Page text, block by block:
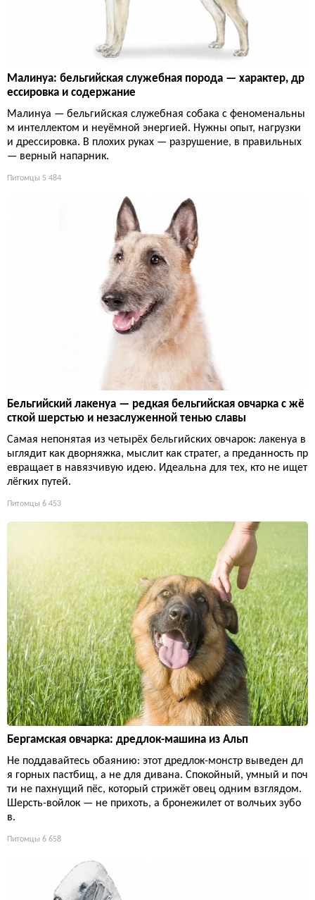
Малинуа: бельгийская служебная порода — характер, др
ессировка и содержание
Малинуа — бельгийская служебная собака с феноменальны
м интеллектом и неуёмной энергией. Нужны опыт, нагрузки
и дрессировка. В плохих руках — разрушение, в правильных
— верный напарник.
Питомцы 5 484
Бельгийский лакенуа — редкая бельгийская овчарка с жё
сткой шерстью и незаслуженной тенью славы
Самая непонятая из четырёх бельгийских овчарок: лакенуа в
ыглядит как дворняжка, мыслит как стратег, а преданность пр
евращает в навязчивую идею. Идеальна для тех, кто не ищет
лёгких путей.
Питомцы 6 453
Бергамская овчарка: дредлок-машина из Альп
Не поддавайтесь обаянию: этот дредлок-монстр выведен дл
я горных пастбищ, а не для дивана. Спокойный, умный и поч
ти не пахнущий пёс, который стрижёт овец одним взглядом.
Шерсть-войлок — не прихоть, а бронежилет от волчьих зубо
в.
Питомцы 6 658